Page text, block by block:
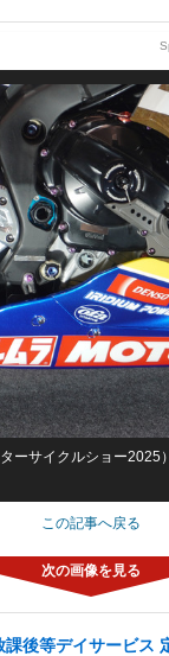
ーサイクルショー2025
この記事へ戻る
後等デイサービス